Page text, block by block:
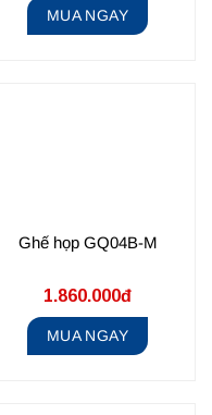
MUA NGAY
Ghế họp GQ04B-M
1.860.000đ
MUA NGAY